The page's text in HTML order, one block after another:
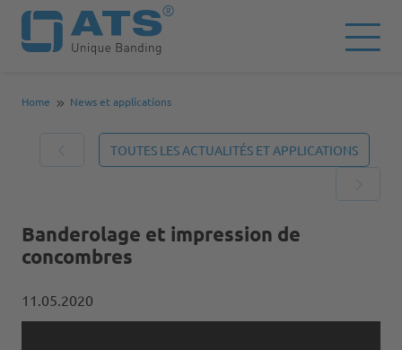
Home News et applications
TOUTES LES ACTUALITÉS ET APPLICATIONS
Banderolage et impression de
concombres
11.05.2020